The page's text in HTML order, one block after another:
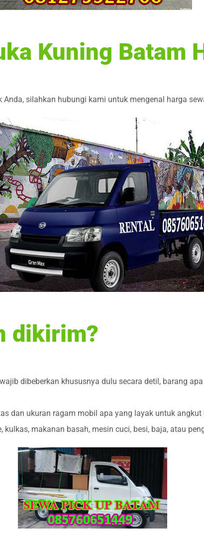
Kuning Batam
silahkan hubungi kami untuk mengenal harga
dikirim?
dibeberkan khususnya dulu secara detil, barang
dan ukuran ragam mobil apa yang layak untuk angkut
makanan basah, mesin cuci, besi, baja, atau